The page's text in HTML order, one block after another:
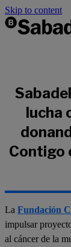
Skip to content
lucha
Contigo
La Fundación
impulsar
al cáncer de la